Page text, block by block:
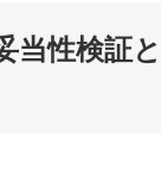
当性検証